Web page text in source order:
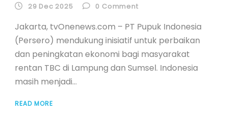
29 Dec 2025 0 Comment
Jakarta, tvOnenews.com – PT Pupuk Indonesia
(Persero) mendukung inisiatif untuk perbaikan
dan peningkatan ekonomi bagi masyarakat
rentan TBC di Lampung dan Sumsel. Indonesia
masih menjadi...
READ MORE